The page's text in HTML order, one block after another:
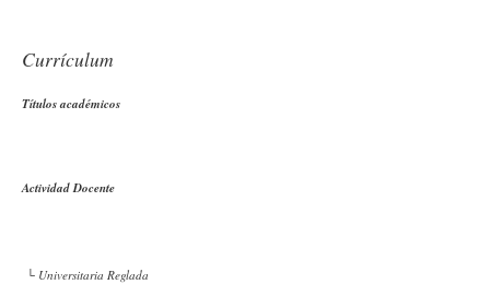
Currículum
Títulos académicos
Actividad Docente
└ Universitaria Reglada